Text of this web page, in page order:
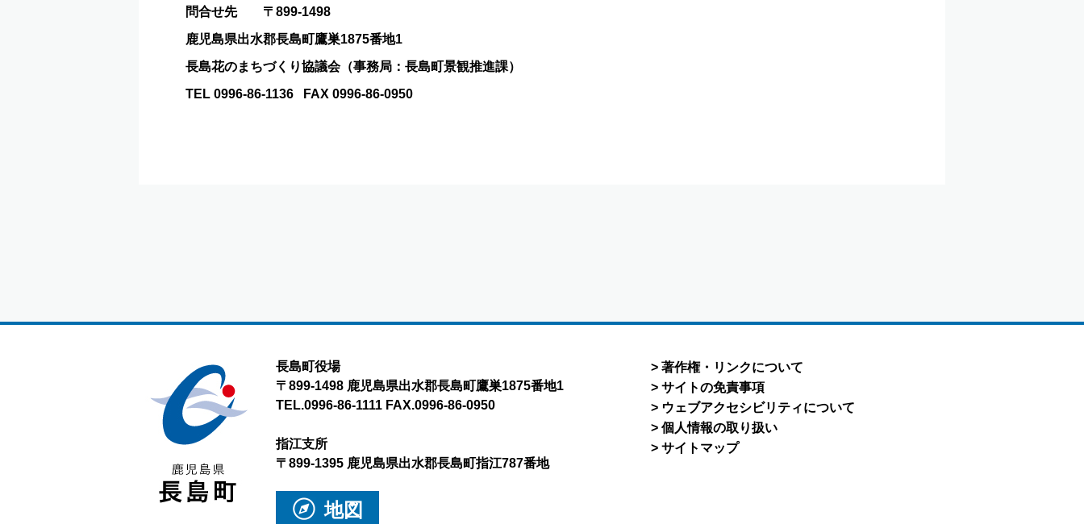
問合せ先 〒899-1498
鹿児島県出水郡長島町鷹巣1875番地1
長島花のまちづくり協議会（事務局：長島町景観推進課）
TEL 0996-86-1136 FAX 0996-86-0950
著作権・リンクについて
サイトの免責事項
ウェブアクセシビリティについて
個人情報の取り扱い
サイトマップ
長島町役場
〒899-1498 鹿児島県出水郡長島町鷹巣1875番地1
TEL.0996-86-1111 FAX.0996-86-0950
指江支所
〒899-1395 鹿児島県出水郡長島町指江787番地
地図